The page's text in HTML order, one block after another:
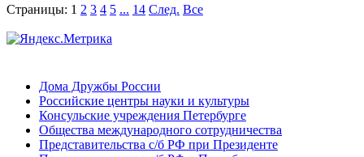
Страницы: 1 2 3 4 5 ... 14 След. Все
Дома Дружбы России
Российские центры науки и культуры
Консульские учреждения Петербурге
Общества международного сотрудничества
Представительства с/б РФ при Президенте